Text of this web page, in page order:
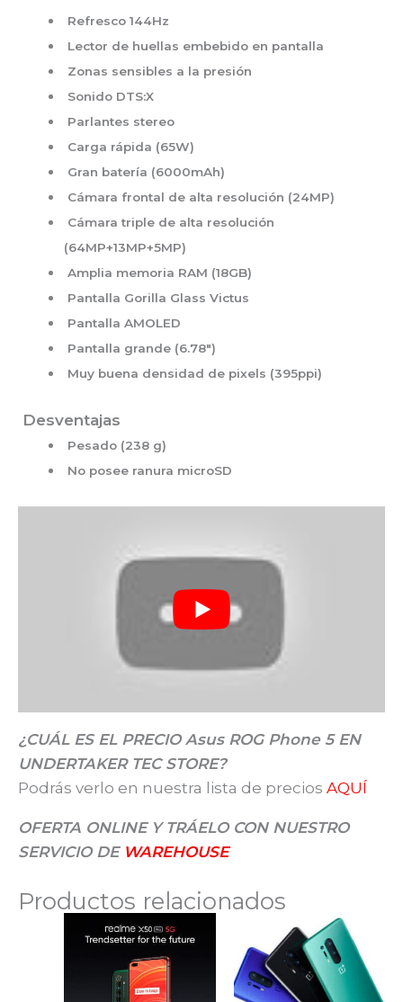
Refresco 144Hz
Lector de huellas embebido en pantalla
Zonas sensibles a la presión
Sonido DTS:X
Parlantes stereo
Carga rápida (65W)
Gran batería (6000mAh)
Cámara frontal de alta resolución (24MP)
Cámara triple de alta resolución
(64MP+13MP+5MP)
Amplia memoria RAM (18GB)
Pantalla Gorilla Glass Victus
Pantalla AMOLED
Pantalla grande (6.78″)
Muy buena densidad de pixels (395ppi)
Desventajas
Pesado (238 g)
No posee ranura microSD
¿CUÁL ES EL PRECIOAsus ROG Phone 5 EN
UNDERTAKER TEC STORE?
Podrás verlo en nuestra lista de precios AQUÍ
OFERTA ONLINE Y TRÁELO CON NUESTRO
SERVICIO DE WAREHOUSE
Productos relacionados